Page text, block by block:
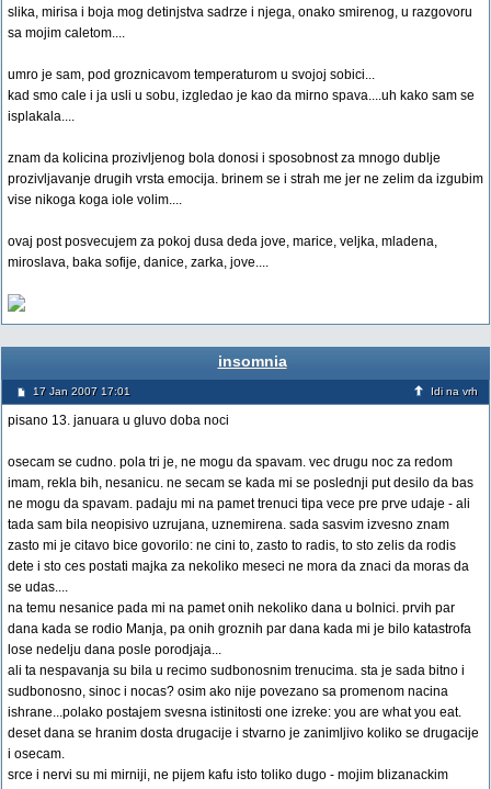
slika, mirisa i boja mog detinjstva sadrze i njega, onako smirenog, u razgovoru
sa mojim caletom....
umro je sam, pod groznicavom temperaturom u svojoj sobici...
kad smo cale i ja usli u sobu, izgledao je kao da mirno spava....uh kako sam se
isplakala....
znam da kolicina prozivljenog bola donosi i sposobnost za mnogo dublje
prozivljavanje drugih vrsta emocija. brinem se i strah me jer ne zelim da izgubim
vise nikoga koga iole volim....
ovaj post posvecujem za pokoj dusa deda jove, marice, veljka, mladena,
miroslava, baka sofije, danice, zarka, jove....
insomnia
17 Jan 2007 17:01 Idi na vrh
pisano 13. januara u gluvo doba noci
osecam se cudno. pola tri je, ne mogu da spavam. vec drugu noc za redom
imam, rekla bih, nesanicu. ne secam se kada mi se poslednji put desilo da bas
ne mogu da spavam. padaju mi na pamet trenuci tipa vece pre prve udaje - ali
tada sam bila neopisivo uzrujana, uznemirena. sada sasvim izvesno znam
zasto mi je citavo bice govorilo: ne cini to, zasto to radis, to sto zelis da rodis
dete i sto ces postati majka za nekoliko meseci ne mora da znaci da moras da
se udas....
na temu nesanice pada mi na pamet onih nekoliko dana u bolnici. prvih par
dana kada se rodio Manja, pa onih groznih par dana kada mi je bilo katastrofa
lose nedelju dana posle porodjaja...
ali ta nespavanja su bila u recimo sudbonosnim trenucima. sta je sada bitno i
sudbonosno, sinoc i nocas? osim ako nije povezano sa promenom nacina
ishrane...polako postajem svesna istinitosti one izreke: you are what you eat.
deset dana se hranim dosta drugacije i stvarno je zanimljivo koliko se drugacije
i osecam.
srce i nervi su mi mirniji, ne pijem kafu isto toliko dugo - mojim blizanackim